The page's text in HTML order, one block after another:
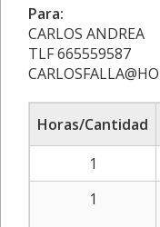
Para:
CARLOS ANDREA
TLF 665559587
Horas/Cantidad
1
1